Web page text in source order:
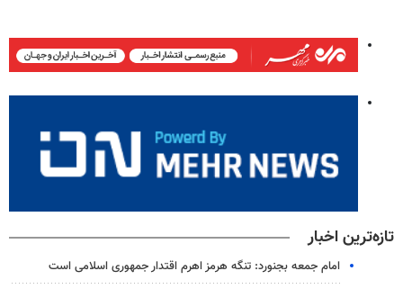
تازه‌ترین اخبار
امام جمعه بجنورد: تنگه هرمز اهرم اقتدار جمهوری اسلامی است